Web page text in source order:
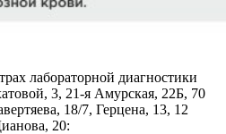
лабораторной диагностики
3, 21-я Амурская, 22Б, 70
18/7, Герцена, 13, 12
20: